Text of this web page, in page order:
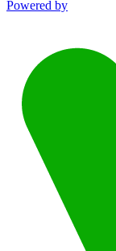
Powered by